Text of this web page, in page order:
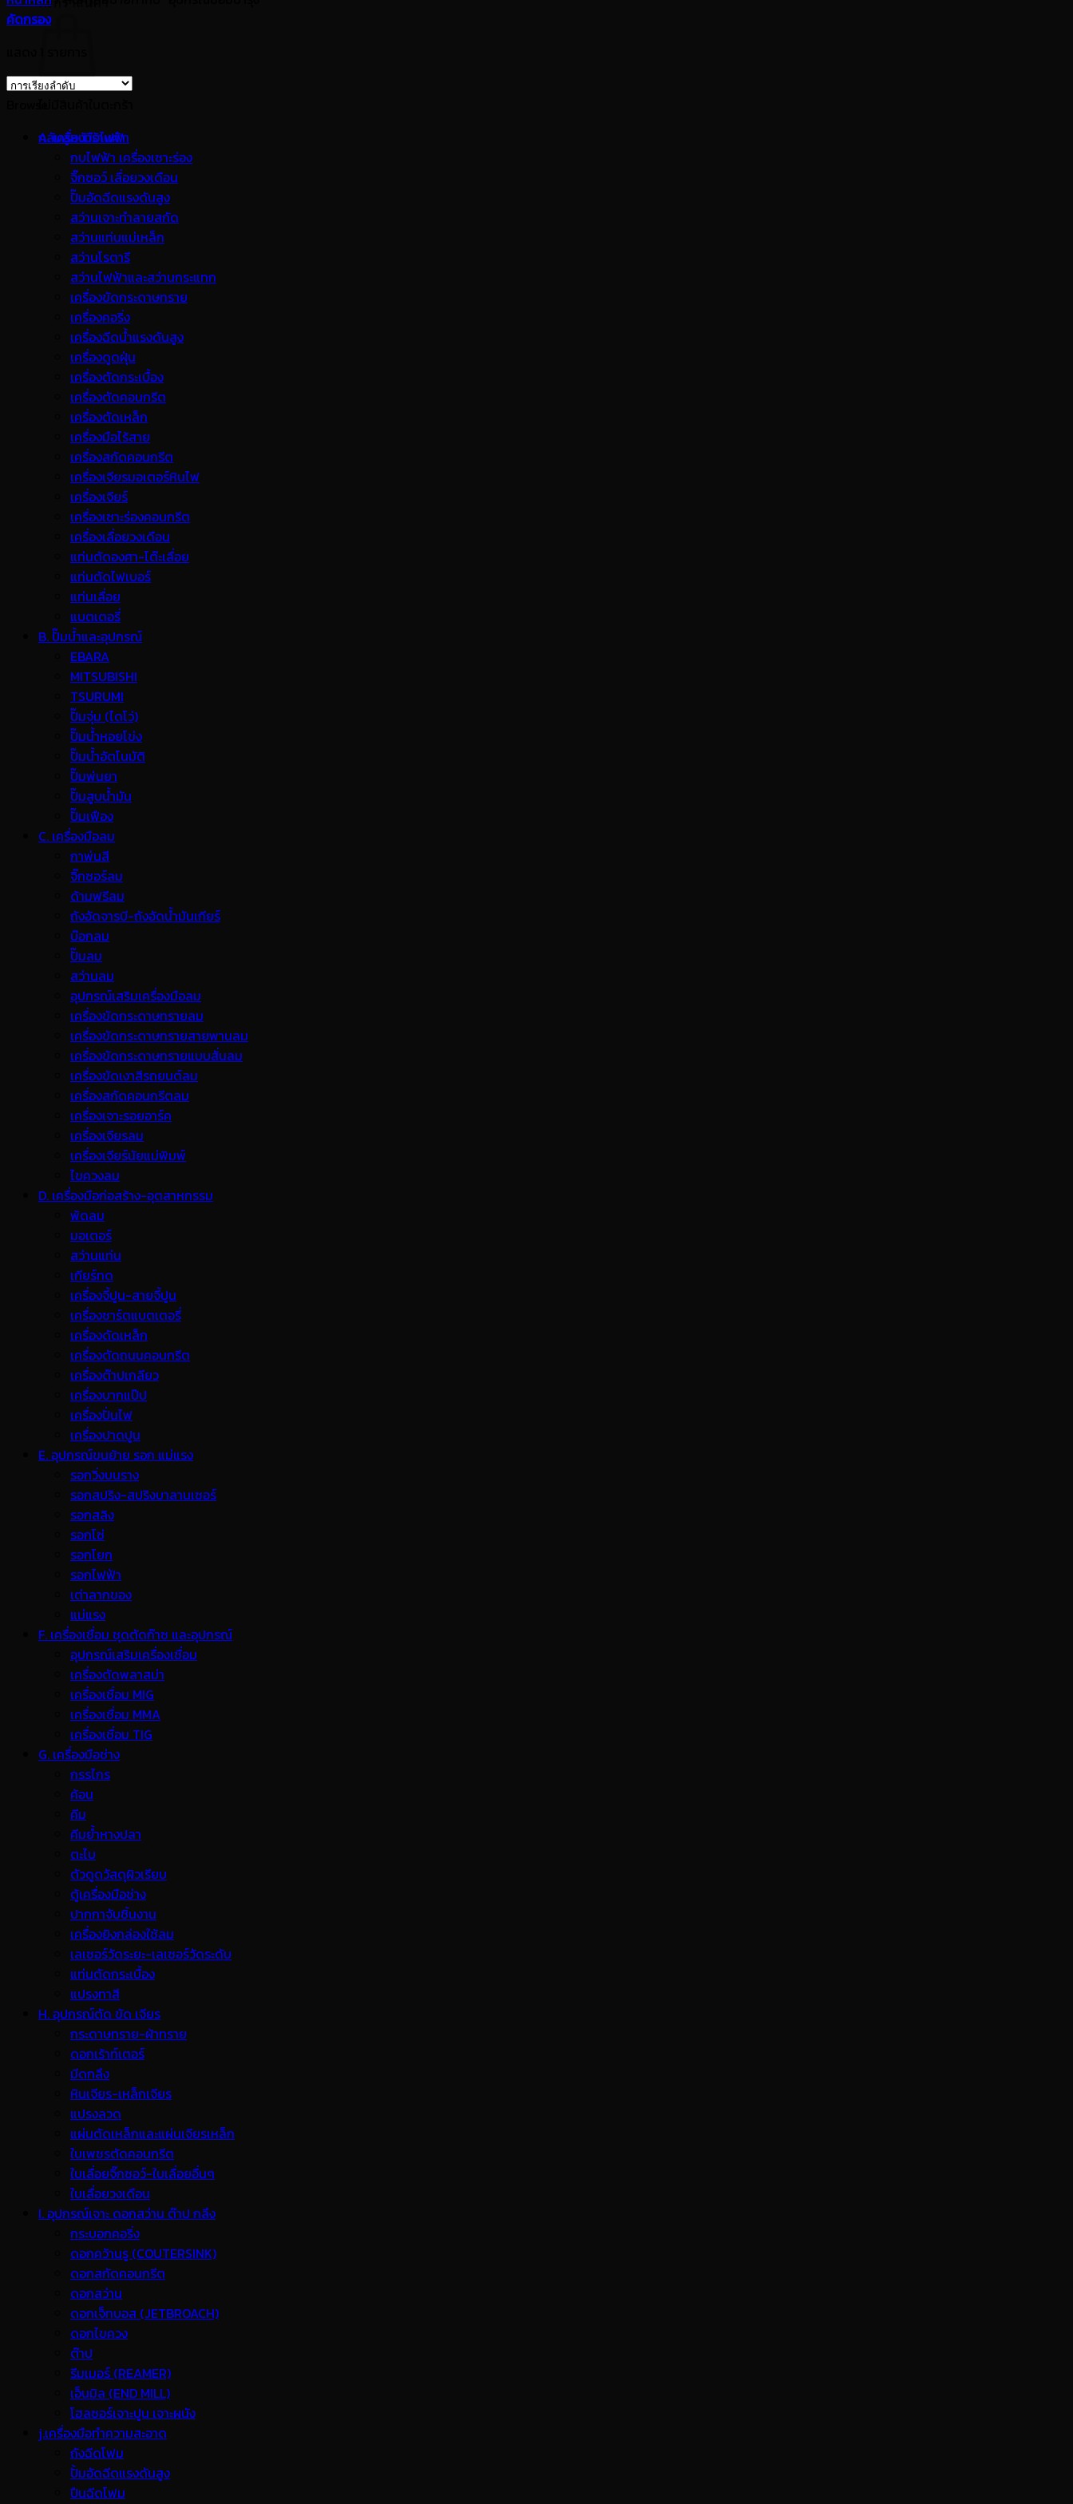
ตะกร้าสินค้า
กลับสู่หน้าร้านค้า
คัดกรอง
A. เครื่องมือไฟฟ้า
กบไฟฟ้า เครื่องเซาะร่อง
จิ๊กซอว์ เลื่อยวงเดือน
ปั๊มอัดฉีดแรงดันสูง
สว่านเจาะทำลายสกัด
สว่านแท่นแม่เหล็ก
สว่านโรตารี
สว่านไฟฟ้าและสว่านกระแทก
เครื่องขัดกระดาษทราย
เครื่องคอริ่ง
เครื่องฉีดน้ำแรงดันสูง
เครื่องดูดฝุ่น
เครื่องตัดกระเบื้อง
เครื่องตัดคอนกรีต
เครื่องตัดเหล็ก
เครื่องมือไร้สาย
เครื่องสกัดคอนกรีต
เครื่องเจียรมอเตอร์หินไฟ
เครื่องเจียร์
เครื่องเซาะร่องคอนกรีต
เครื่องเลื่อยวงเดือน
แท่นตัดองศา-โต๊ะเลื่อย
แท่นตัดไฟเบอร์
แท่นเลื่อย
แบตเตอรี่
B. ปั๊มน้ำและอุปกรณ์
EBARA
MITSUBISHI
TSURUMI
ปั๊มจุ่ม (ไดโว่)
ปั๊มน้ำหอยโข่ง
ปั๊มน้ำอัตโนมัติ
ปั๊มพ่นยา
ปั๊มสูบน้ำมัน
ปั๊มเฟือง
C. เครื่องมือลม
กาพ่นสี
จิ๊กซอร์ลม
ด้ามฟรีลม
ถังอัดจารบี-ถังอัดน้ำมันเกียร์
บ๊อกลม
ปั๊มลม
สว่านลม
อุปกรณ์เสริมเครื่องมือลม
เครื่องขัดกระดาษทรายลม
เครื่องขัดกระดาษทรายสายพานลม
เครื่องขัดกระดาษทรายแบบสั่นลม
เครื่องขัดเงาสีรถยนต์ลม
เครื่องสกัดคอนกรีตลม
เครื่องเจาะรอยอาร์ค
เครื่องเจียรลม
เครื่องเจียร์นัยแม่พิมพ์
ไขควงลม
D. เครื่องมือก่อสร้าง-อุตสาหกรรม
พ้ดลม
มอเตอร์
สว่านแท่น
เกียร์ทด
เครื่องจี้ปูน-สายจี้ปูน
เครื่องชาร์ตแบตเตอรี่
เครื่องดัดเหล็ก
เครื่องตัดถนนคอนกรีต
เครื่องต๊าปเกลียว
เครื่องบากแป๊ป
เครื่องปั่นไฟ
เครื่องปาดปูน
E. อุปกรณ์ขนย้าย รอก แม่แรง
รอกวิ่งบนราง
รอกสปริง-สปริงบาลานเซอร์
รอกสลิง
รอกโซ่
รอกโยก
รอกไฟฟ้า
เต่าลากของ
แม่แรง
F. เครื่องเชื่อม ชุดตัดก๊าซ และอุปกรณ์
อุปกรณ์เสริมเครื่องเชื่อม
เครื่องตัดพลาสม่า
เครื่องเชื่อม MIG
เครื่องเชื่อม MMA
เครื่องเชื่อม TIG
G. เครื่องมือช่าง
กรรไกร
ค้อน
คีม
คีมย้ำหางปลา
ตะไบ
ตัวดูดวัสดุผิวเรียบ
ตู้เครื่องมือช่าง
ปากกาจับชิ้นงาน
เครื่องยิงกล่องใช้ลม
เลเซอร์วัดระยะ-เลเซอร์วัดระดับ
แท่นตัดกระเบื้อง
แปรงทาสี
H. อุปกรณ์ตัด ขัด เจียร
กระดาษทราย-ผ้าทราย
ดอกเร้าท์เตอร์
มีดกลึง
หินเจียร-เหล็กเจียร
แปรงลวด
แผ่นตัดเหล็กและแผ่นเจียรเหล็ก
ใบเพชรตัดคอนกรีต
ใบเลื่อยจิ๊กซอว์-ใบเลื่อยอื่นๆ
ใบเลื่อยวงเดือน
I. อุปกรณ์เจาะ ดอกสว่าน ต๊าป กลึง
กระบอกคอริ่ง
ดอกคว้านรู (COUTERSINK)
ดอกสกัดคอนกรีต
ดอกสว่าน
ดอกเจ็ทบอส (JETBROACH)
ดอกไขควง
ต๊าป
รีมเมอร์ (REAMER)
เอ็นมิล (END MILL)
โฮลซอร์เจาะปูน เจาะผนัง
j.เครื่องมือทำความสะอาด
ถังฉีดโฟม
ปั้มอัดฉีดแรงดันสูง
ปืนฉีดโฟม